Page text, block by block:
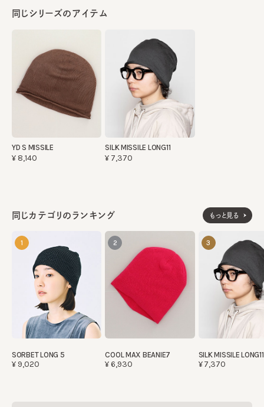
同じシリーズのアイテム
YD S MISSILE
¥8,140
SILK MISSILE LONG11
¥7,370
同じカテゴリのランキング もっと見る
1
SORBET LONG 5
¥9,020
2
COOL MAX BEANIE7
¥6,930
3
SILK MISSILE LONG11
¥7,370